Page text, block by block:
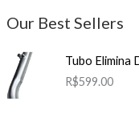
Our Best Sellers
Tubo Elimina
R$599.00